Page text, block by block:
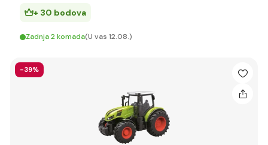
+ 30 bodova
Zadnja 2 komada(U vas 12.08.)
-39%